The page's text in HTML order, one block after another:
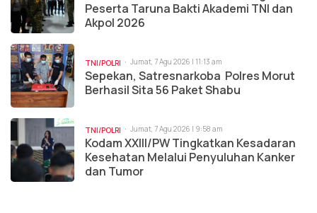
Peserta Taruna Bakti Akademi TNI dan
Akpol 2026
TNI/POLRI Jumat, 7 Agu 2026 | 11:13 am
Sepekan, Satresnarkoba Polres Morut
Berhasil Sita 56 Paket Shabu
TNI/POLRI Jumat, 7 Agu 2026 | 9:58 am
Kodam XXIII/PW Tingkatkan Kesadaran
Kesehatan Melalui Penyuluhan Kanker
dan Tumor